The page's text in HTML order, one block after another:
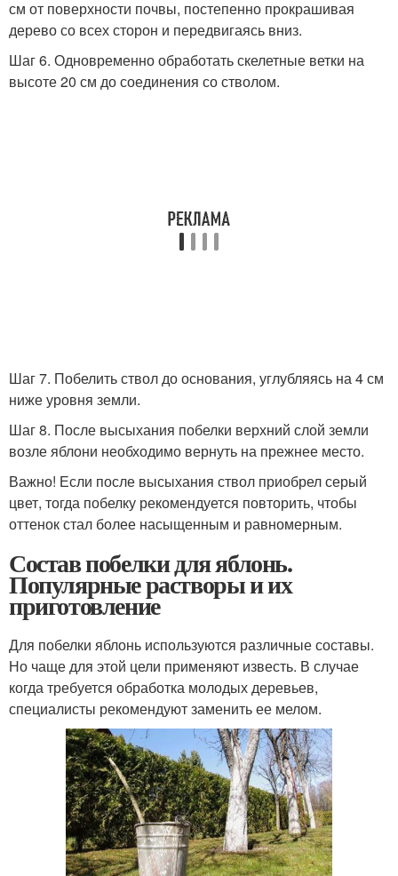
см от поверхности почвы, постепенно прокрашивая
дерево со всех сторон и передвигаясь вниз.
Шаг 6. Одновременно обработать скелетные ветки на
высоте 20 см до соединения со стволом.
Шаг 7. Побелить ствол до основания, углубляясь на 4 см
ниже уровня земли.
Шаг 8. После высыхания побелки верхний слой земли
возле яблони необходимо вернуть на прежнее место.
Важно! Если после высыхания ствол приобрел серый
цвет, тогда побелку рекомендуется повторить, чтобы
оттенок стал более насыщенным и равномерным.
Состав побелки для яблонь.
Популярные растворы и их
приготовление
Для побелки яблонь используются различные составы.
Но чаще для этой цели применяют известь. В случае
когда требуется обработка молодых деревьев,
специалисты рекомендуют заменить ее мелом.